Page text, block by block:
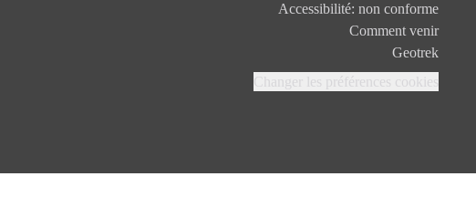
Accessibilité: non conforme
Comment venir
Geotrek
Changer les préférences cookies